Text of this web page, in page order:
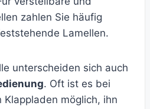
zahlen Sie häufig
Lamellen.
unterscheiden sich auch
. Oft ist es bei
möglich, ihn